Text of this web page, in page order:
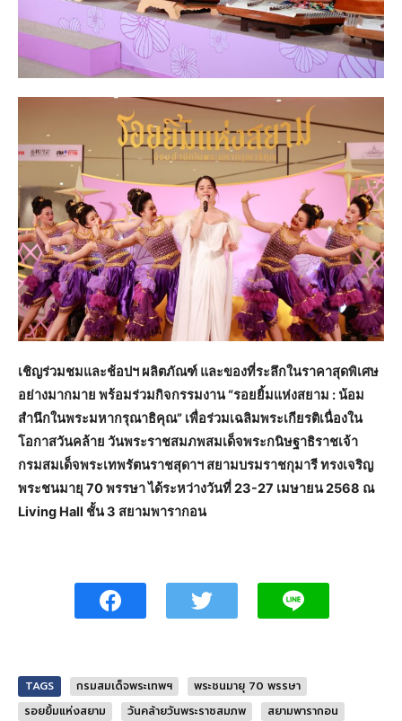
เชิญร่วมชมและช้อปฯ ผลิตภัณฑ์ และของที่ระลึกในราคาสุดพิเศษ
อย่างมากมาย พร้อมร่วมกิจกรรมงาน “รอยยิ้มแห่งสยาม : น้อม
สำนึกในพระมหากรุณาธิคุณ” เพื่อร่วมเฉลิมพระเกียรติเนื่องใน
โอกาสวันคล้าย วันพระราชสมภพสมเด็จพระกนิษฐาธิราชเจ้า
กรมสมเด็จพระเทพรัตนราชสุดาฯ สยามบรมราชกุมารี ทรงเจริญ
พระชนมายุ 70 พรรษา ได้ระหว่างวันที่ 23-27 เมษายน 2568 ณ
Living Hall ชั้น 3 สยามพารากอน
TAGS กรมสมเด็จพระเทพฯ
พระชนมายุ 70 พรรษา
รอยยิ้มแห่งสยาม
วันคล้ายวันพระราชสมภพ
สยามพารากอน